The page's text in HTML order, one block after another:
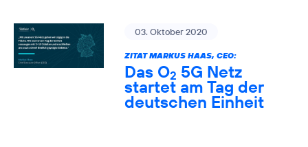
03. Oktober 2020
ZITAT MARKUS HAAS, CEO:
Das O2 5G Netz
startet am Tag der
deutschen Einheit